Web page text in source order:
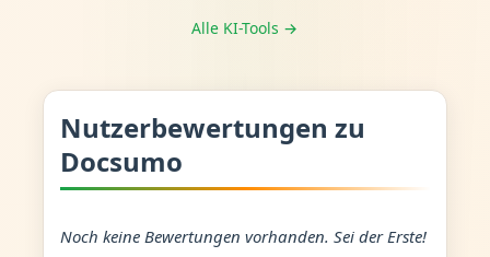
Alle KI-Tools →
Nutzerbewertungen zu
Docsumo
Noch keine Bewertungen vorhanden. Sei der Erste!